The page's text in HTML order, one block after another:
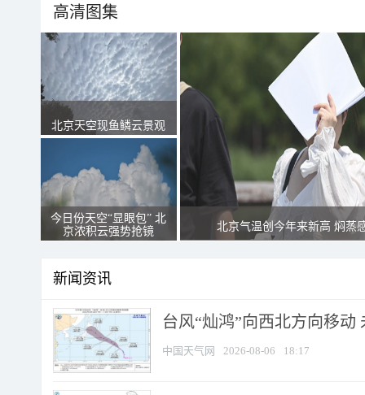
高清图集
北京天空现鱼鳞云景观
今日份天空“显眼包” 北
京浓积云强势抢镜
北京气温创今年来新高 焖蒸
新闻资讯
台风“灿鸿”向西北方向移动
中国天气网 2026-08-06 18:17